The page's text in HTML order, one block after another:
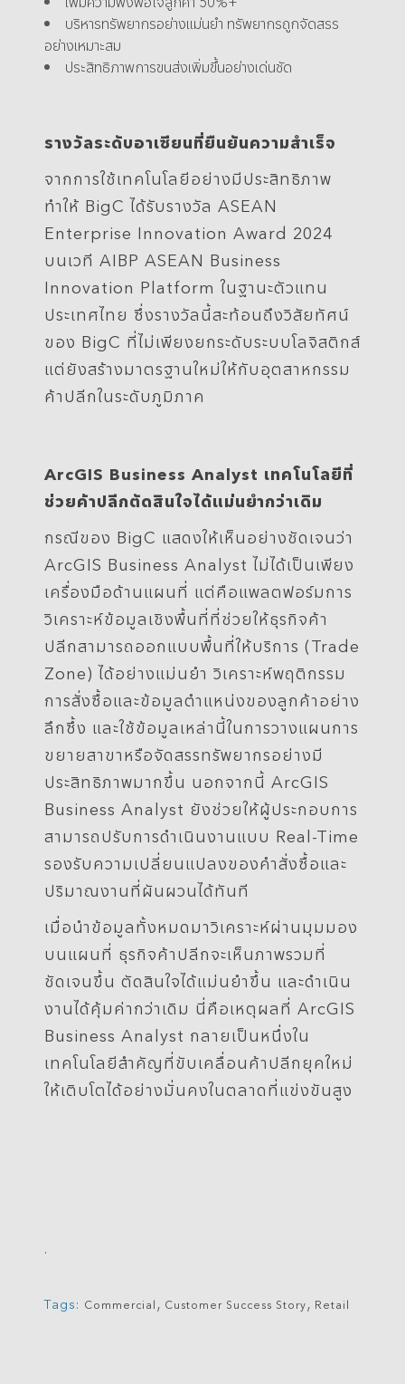
บริหารทรัพยากรอย่างแม่นยำ ทรัพยากรถูกจัดสรร
อย่างเหมาะสม
ประสิทธิภาพการขนส่งเพิ่มขึ้นอย่างเด่นชัด
รางวัลระดับอาเซียนที่ยืนยันความสำเร็จ
จากการใช้เทคโนโลยีอย่างมีประสิทธิภาพ
ทำให้ BigC ได้รับรางวัล ASEAN
Enterprise Innovation Award 2024
บนเวที AIBP ASEAN Business
Innovation Platform ในฐานะตัวแทน
ประเทศไทย ซึ่งรางวัลนี้สะท้อนถึงวิสัยทัศน์
ของ BigC ที่ไม่เพียงยกระดับระบบโลจิสติกส์
แต่ยังสร้างมาตรฐานใหม่ให้กับอุตสาหกรรม
ค้าปลีกในระดับภูมิภาค
ArcGIS Business Analyst เทคโนโลยีที่
ช่วยค้าปลีกตัดสินใจได้แม่นยำกว่าเดิม
กรณีของ BigC แสดงให้เห็นอย่างชัดเจนว่า
ArcGIS Business Analyst ไม่ได้เป็นเพียง
เครื่องมือด้านแผนที่ แต่คือแพลตฟอร์มการ
วิเคราะห์ข้อมูลเชิงพื้นที่ที่ช่วยให้ธุรกิจค้า
ปลีกสามารถออกแบบพื้นที่ให้บริการ (Trade
Zone) ได้อย่างแม่นยำ วิเคราะห์พฤติกรรม
การสั่งซื้อและข้อมูลตำแหน่งของลูกค้าอย่าง
ลึกซึ้ง และใช้ข้อมูลเหล่านี้ในการวางแผนการ
ขยายสาขาหรือจัดสรรทรัพยากรอย่างมี
ประสิทธิภาพมากขึ้น นอกจากนี้ ArcGIS
Business Analyst ยังช่วยให้ผู้ประกอบการ
สามารถปรับการดำเนินงานแบบ Real-Time
รองรับความเปลี่ยนแปลงของคำสั่งซื้อและ
ปริมาณงานที่ผันผวนได้ทันที
เมื่อนำข้อมูลทั้งหมดมาวิเคราะห์ผ่านมุมมอง
บนแผนที่ ธุรกิจค้าปลีกจะเห็นภาพรวมที่
ชัดเจนขึ้น ตัดสินใจได้แม่นยำขึ้น และดำเนิน
งานได้คุ้มค่ากว่าเดิม นี่คือเหตุผลที่ ArcGIS
Business Analyst กลายเป็นหนึ่งใน
เทคโนโลยีสำคัญที่ขับเคลื่อนค้าปลีกยุคใหม่
ให้เติบโตได้อย่างมั่นคงในตลาดที่แข่งขันสูง
.
Tags: Commercial , Customer Success Story, Retail